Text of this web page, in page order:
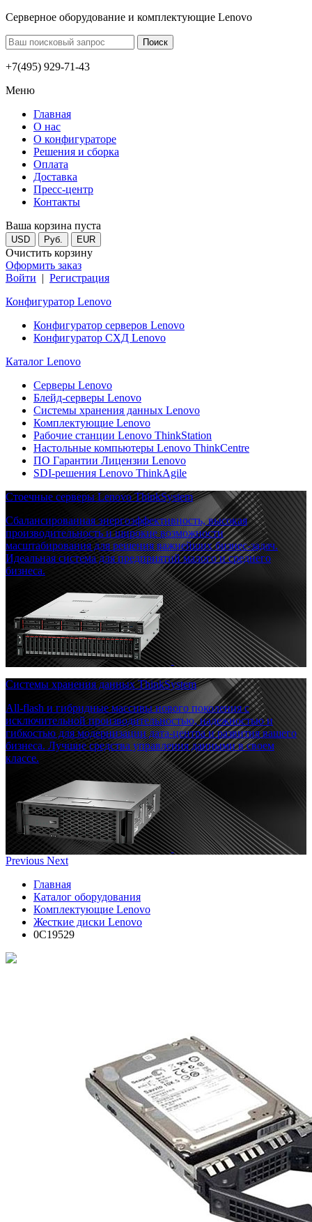
Серверное оборудование и комплектующие Lenovo
+7(495) 929-71-43
Меню
Главная
О нас
О конфигураторе
Решения и сборка
Оплата
Доставка
Пресс-центр
Контакты
Ваша корзина пуста
USD Руб. EUR
Очистить корзину
Оформить заказ
Войти | Регистрация
Конфигуратор Lenovo
Конфигуратор серверов Lenovo
Конфигуратор СХД Lenovo
Каталог Lenovo
Серверы Lenovo
Блейд-серверы Lenovo
Системы хранения данных Lenovo
Комплектующие Lenovo
Рабочие станции Lenovo ThinkStation
Настольные компьютеры Lenovo ThinkCentre
ПО Гарантии Лицензии Lenovo
SDI-решения Lenovo ThinkAgile
Стоечные серверы Lenovo ThinkSystem
Сбалансированная энергоэффективность, высокая
производительность и широкие возможности
масштабирования для решения важнейших бизнес-задач.
Идеальная система для предприятий малого и среднего
бизнеса.
Системы хранения данных ThinkSystem
All-flash и гибридные массивы нового поколения с
исключительной производительностью, надежностью и
гибкостью для модернизации дата-центра и развития вашего
бизнеса. Лучшие средства управления данными в своем
классе.
Previous Next
Главная
Каталог оборудования
Комплектующие Lenovo
Жесткие диски Lenovo
0C19529